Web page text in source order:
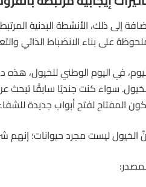
إلى ذلك، الأنشطة البدنية
على بناء الانضباط الذاتي
في اليوم الوطنيللخيول، هذه
سواء كنت جنديًا سابقًا تبحث
المفتاح لفتح أبواب جديدة
الخيول ليست مجرد حيوانات؛ إنهم